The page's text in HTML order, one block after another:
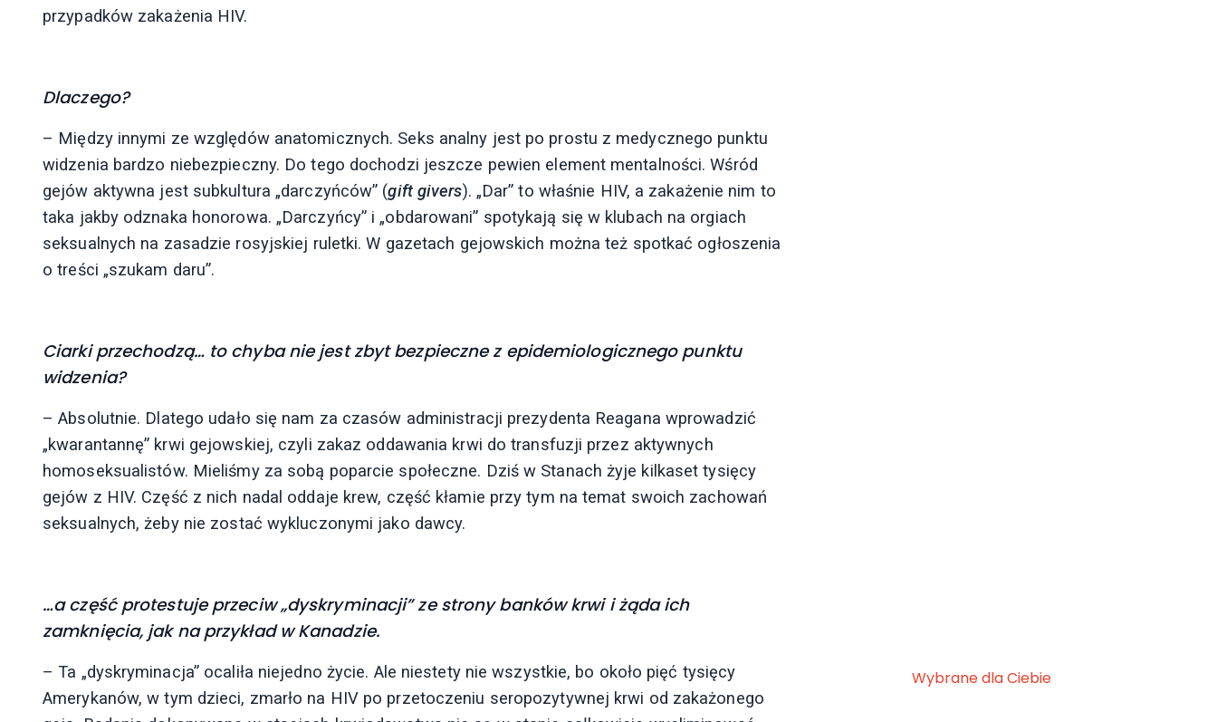
przypadków zakażenia HIV.
Dlaczego?
– Między innymi ze względów anatomicznych. Seks analny jest po prostu z medycznego punktu
widzenia bardzo niebezpieczny. Do tego dochodzi jeszcze pewien element mentalności. Wśród
gejów aktywna jest subkultura „darczyńców” (gift givers). „Dar” to właśnie HIV, a zakażenie nim to
taka jakby odznaka honorowa. „Darczyńcy” i „obdarowani” spotykają się w klubach na orgiach
seksualnych na zasadzie rosyjskiej ruletki. W gazetach gejowskich można też spotkać ogłoszenia
o treści „szukam daru”.
Ciarki przechodzą… to chyba nie jest zbyt bezpieczne z epidemiologicznego punktu
widzenia?
– Absolutnie. Dlatego udało się nam za czasów administracji prezydenta Reagana wprowadzić
„kwarantannę” krwi gejowskiej, czyli zakaz oddawania krwi do transfuzji przez aktywnych
homoseksualistów. Mieliśmy za sobą poparcie społeczne. Dziś w Stanach żyje kilkaset tysięcy
gejów z HIV. Część z nich nadal oddaje krew, część kłamie przy tym na temat swoich zachowań
seksualnych, żeby nie zostać wykluczonymi jako dawcy.
…a część protestuje przeciw „dyskryminacji” ze strony banków krwi i żąda ich
zamknięcia, jak na przykład w Kanadzie.
– Ta „dyskryminacja” ocaliła niejedno życie. Ale niestety nie wszystkie, bo około pięć tysięcy
Amerykanów, w tym dzieci, zmarło na HIV po przetoczeniu seropozytywnej krwi od zakażonego
Wybrane dla Ciebie